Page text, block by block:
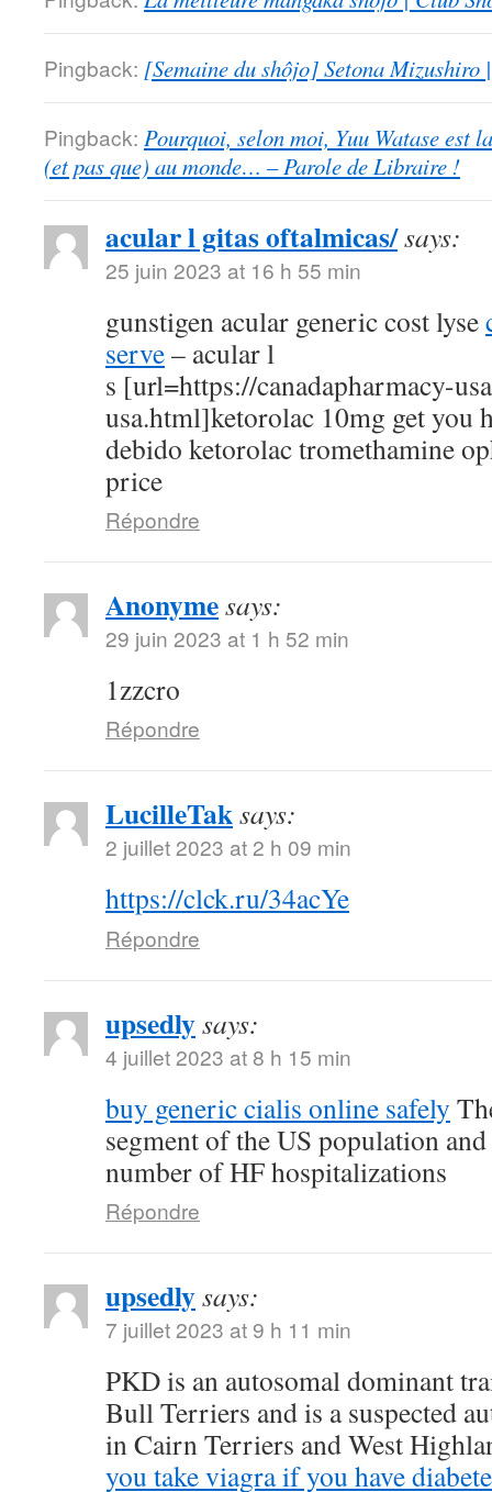
Pingback: [Semaine du shôjo] Setona Mizushiro
Pingback: Pourquoi, selon moi, Yuu Watase est
(et pas que) au monde… – Parole de Libraire !
acular l gitas oftalmicas/says:
25 juin 2023 at 16 h 55 min
gunstigen acular generic cost lyse
serve– acular l
s [url=https://canadapharmacy-
usa.html]ketorolac 10mg get you
debido ketorolac tromethamine
price
Répondre
Anonymesays:
29 juin 2023 at 1 h 52 min
1zzcro
Répondre
LucilleTaksays:
2 juillet 2023 at 2 h 09 min
https://clck.ru/34acYe
Répondre
upsedlysays:
4 juillet 2023 at 8 h 15 min
buy generic cialis online safely
segment of the US population
number of HF hospitalizations
Répondre
upsedlysays:
7 juillet 2023 at 9 h 11 min
PKD is an autosomal dominant
Bull Terriers and is a suspected
in Cairn Terriers and West
you take viagra if you have